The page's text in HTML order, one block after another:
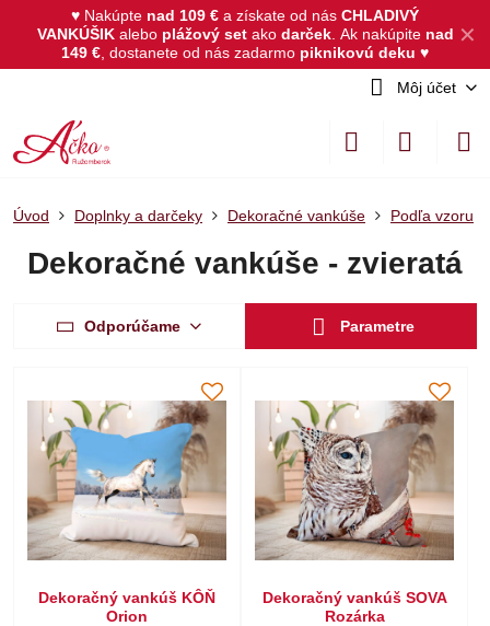
✕
♥ Nakúpte nad 109 € a získate od nás CHLADIVÝ
VANKÚŠIKalebo plážový set akodarček. Ak nakúpite nad
149 € , dostanete od nás zadarmo piknikovú deku ♥
Môj účet
Úvod Doplnky a darčeky Dekoračné vankúše Podľa vzoru
Dekoračné vankúše - zvieratá
Odporúčame Parametre
Dekoračný vankúš KÔŇ
Orion
Dekoračný vankúš SOVA
Rozárka